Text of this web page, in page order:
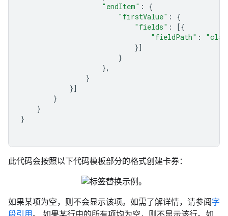
"endItem" :
{
"firstValue" :
{
"fields" :
[{
"fieldPath" :
}]
}
},
}
}]
}
}
}
此代码会按照以下代码模板部分的格式创建卡券：
如果某项为空，则不会显示该项。如需了解详情，请参阅字